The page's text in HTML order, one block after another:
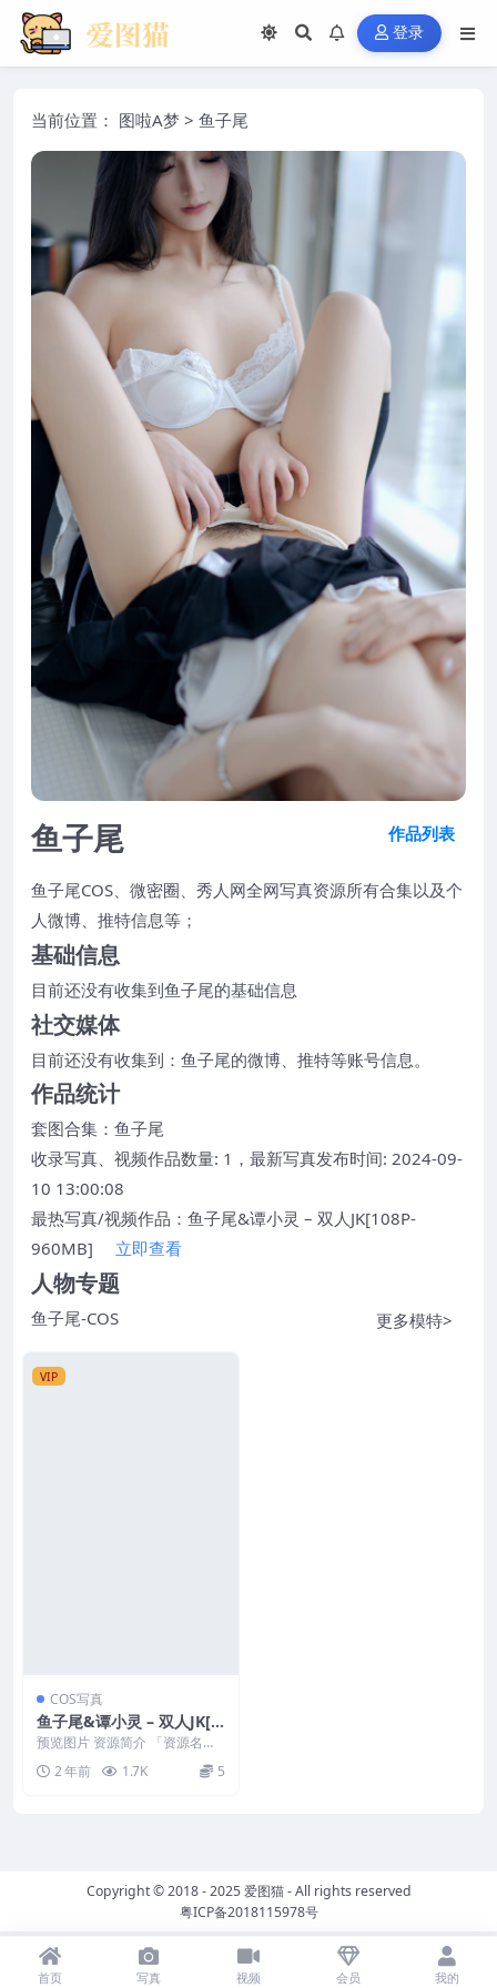
登录
当前位置： 图啦A梦 > 鱼子尾
鱼子尾 作品列表
鱼子尾COS、微密圈、秀人网全网写真资源所有合集以及个
人微博、推特信息等；
基础信息
目前还没有收集到鱼子尾的基础信息
社交媒体
目前还没有收集到：鱼子尾的微博、推特等账号信息。
作品统计
套图合集： 鱼子尾
收录写真、视频作品数量: 1，最新写真发布时间: 2024-09-
10 13:00:08
最热写真/视频作品：鱼子尾&谭小灵 – 双人JK[108P-
960MB]
立即查看
人物专题
鱼子尾-COS 更多模特>
VIP
COS写真
鱼子尾&谭小灵 – 双人JK[1
08P-960MB]
预览图片 资源简介 「资源名
称」：鱼子尾&谭小灵 – 双人JK
[108P...
2 年前 1.7K 5
Copyright © 2018 - 2025爱图猫- All rights reserved
粤ICP备2018115978号
首页 写真 视频 会员 我的